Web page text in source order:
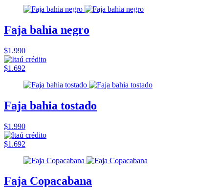
Faja bahia negro
$1.990
$1.692
Faja bahia tostado
$1.990
$1.692
Faja Copacabana